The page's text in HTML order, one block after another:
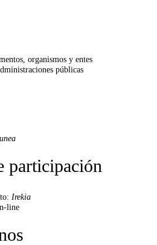
organismos y entes
públicas
participación
Irekia
line